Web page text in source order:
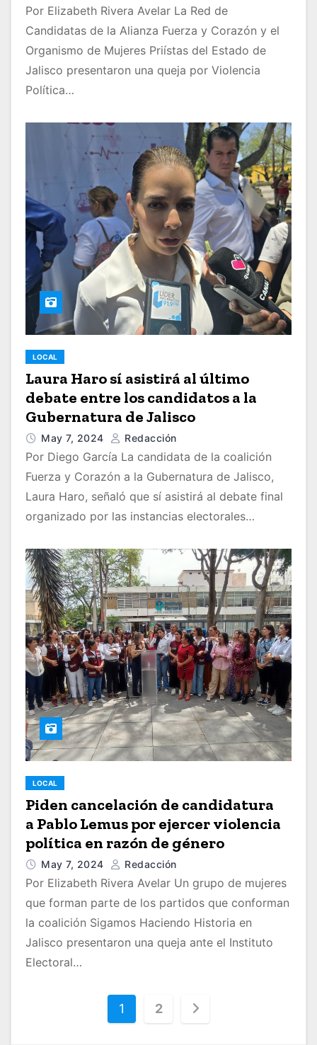
Por Elizabeth Rivera Avelar La Red de
Candidatas de la Alianza Fuerza y Corazón y el
Organismo de Mujeres Priístas del Estado de
Jalisco presentaron una queja por Violencia
Política…
LOCAL
Laura Haro sí asistirá al último
debate entre los candidatos a la
Gubernatura de Jalisco
May 7, 2024 Redacción
Por Diego García La candidata de la coalición
Fuerza y Corazón a la Gubernatura de Jalisco,
Laura Haro, señaló que sí asistirá al debate final
organizado por las instancias electorales…
LOCAL
Piden cancelación de candidatura
a Pablo Lemus por ejercer violencia
política en razón de género
May 7, 2024 Redacción
Por Elizabeth Rivera Avelar Un grupo de mujeres
que forman parte de los partidos que conforman
la coalición Sigamos Haciendo Historia en
Jalisco presentaron una queja ante el Instituto
Electoral…
1 2